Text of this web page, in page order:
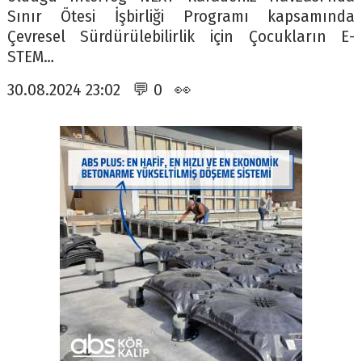
Sınır Ötesi İşbirliği Programı kapsamında
Çevresel Sürdürülebilirlik için Çocukların E-
STEM…
30.08.2024 23:02 💬 0 👀